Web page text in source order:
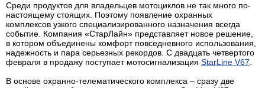
Среди продуктов для владельцев мотоциклов не так много по-
настоящему стоящих. Поэтому появление охранных
комплексов узкого специализированного назначения всегда
событие. Компания «СтарЛайн» представляет новое решение,
в котором объединены комфорт повседневного использования,
надежность и пара серьезных рекордов. С двадцать четвертого
февраля в продажу поступает мотосигнализация StarLine V67
В основе охранно-телематического комплекса – сразу две